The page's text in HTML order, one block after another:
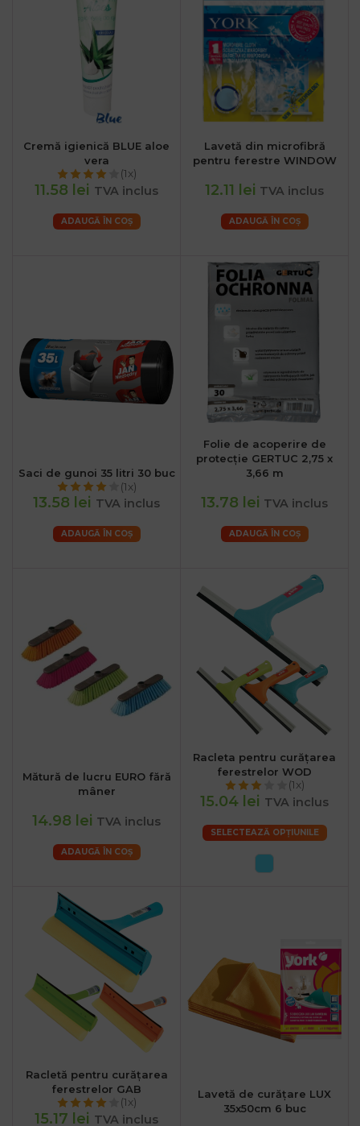
Cremă igienică BLUE aloe
vera
(1x)
11.58 lei TVA inclus
ADAUGĂ ÎN COȘ
Lavetă din microfibră
pentru ferestre WINDOW
12.11 lei TVA inclus
ADAUGĂ ÎN COȘ
Saci de gunoi 35 litri 30 buc
(1x)
13.58 lei TVA inclus
ADAUGĂ ÎN COȘ
Folie de acoperire de
protecție GERTUC 2,75 x
3,66 m
13.78 lei TVA inclus
ADAUGĂ ÎN COȘ
Mătură de lucru EURO fără
mâner
14.98 lei TVA inclus
ADAUGĂ ÎN COȘ
Racleta pentru curățarea
ferestrelor WOD
(1x)
15.04 lei TVA inclus
SELECTEAZĂ OPȚIUNILE
Racletă pentru curățarea
ferestrelor GAB
(1x)
15.17 lei TVA inclus
Lavetă de curățare LUX
35x50cm 6 buc